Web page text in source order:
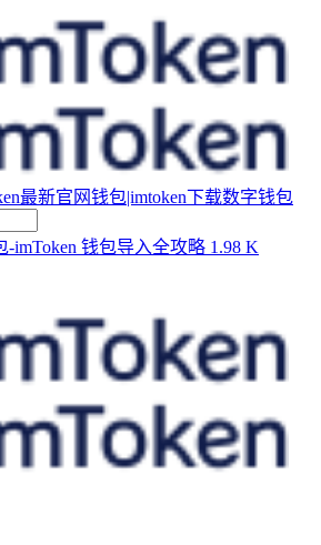
最新官网钱包|imtoken下载数字钱包
-imToken 钱包导入全攻略 1.98 K